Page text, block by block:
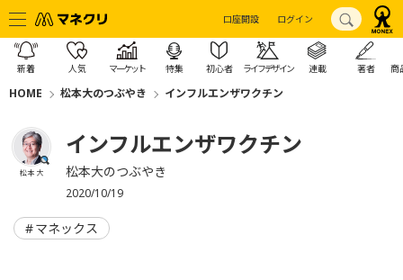
口座開設 ログイン
新着 人気 マーケット 特集 初心者 ライフデザイン 連載 著者 商
HOME 松本大のつぶやき インフルエンザワクチン
松本 大
インフルエンザワクチン
松本大のつぶやき
2020/10/19
マネックス